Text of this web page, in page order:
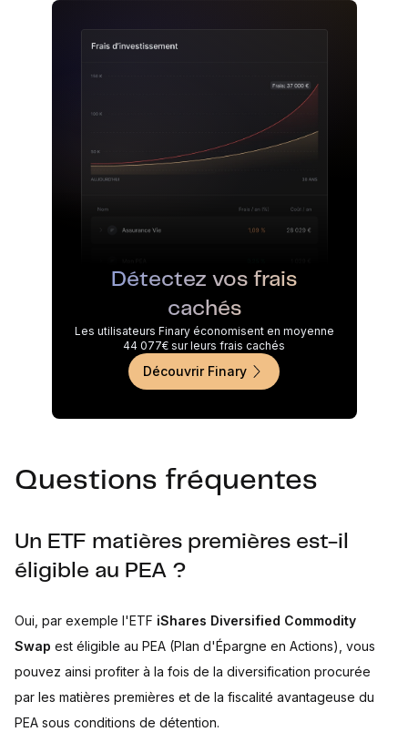
Détectez vos frais
cachés
Les utilisateurs Finary économisent en moyenne
44 077€ sur leurs frais cachés
Découvrir Finary
Questions fréquentes
Un ETF matières premières est-il
éligible au PEA ?
Oui, par exemple l'ETF iShares Diversified Commodity
Swap est éligible au PEA (Plan d'Épargne en Actions), vous
pouvez ainsi profiter à la fois de la diversification procurée
par les matières premières et de la fiscalité avantageuse du
PEA sous conditions de détention.